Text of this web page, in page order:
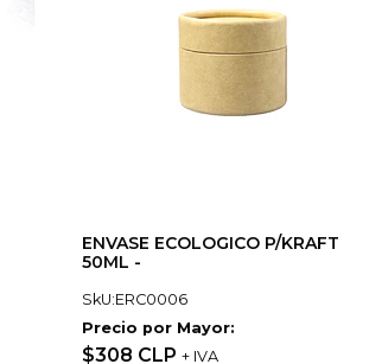
ENVASE ECOLOGICO P/KRAFT
50ML -
SkU:ERC0006
Precio por Mayor:
$308 CLP + IVA